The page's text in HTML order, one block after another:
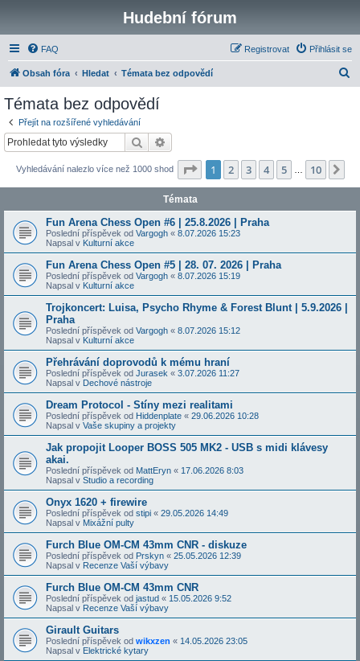
Hudební fórum
FAQ Přihlásit se
Registrovat
Obsah fóra Hledat Témata bez odpovědí
Témata bez odpovědí
Přejít na rozšířené vyhledávání
Hledat
Vyhledávání nalezlo více než 1000 shod Stránka z 10
1 2 3 4 5 10
Témata
Fun Arena Chess Open #6 | 25.8.2026 | Praha
Poslední příspěvek od Vargogh « 8.07.2026 15:23
Napsal v Kulturní akce
Fun Arena Chess Open #5 | 28. 07. 2026 | Praha
Poslední příspěvek od Vargogh « 8.07.2026 15:19
Napsal v Kulturní akce
Trojkoncert: Luisa, Psycho Rhyme & Forest Blunt | 5.9.2026 |
Praha
Poslední příspěvek od Vargogh « 8.07.2026 15:12
Napsal v Kulturní akce
Přehrávání doprovodů k mému hraní
Poslední příspěvek od Jurasek « 3.07.2026 11:27
Napsal v Dechové nástroje
Dream Protocol - Stíny mezi realitami
Poslední příspěvek od Hiddenplate « 29.06.2026 10:28
Napsal v Vaše skupiny a projekty
Jak propojit Looper BOSS 505 MK2 - USB s midi klávesy
akai.
Poslední příspěvek od MattEryn « 17.06.2026 8:03
Napsal v Studio a recording
Onyx 1620 + firewire
Poslední příspěvek od stipi « 29.05.2026 14:49
Napsal v Mixážní pulty
Furch Blue OM-CM 43mm CNR - diskuze
Poslední příspěvek od Prskyn « 25.05.2026 12:39
Napsal v Recenze Vaší výbavy
Furch Blue OM-CM 43mm CNR
Poslední příspěvek od jastud « 15.05.2026 9:52
Napsal v Recenze Vaší výbavy
Girault Guitars
Poslední příspěvek od wikxzen « 14.05.2026 23:05
Napsal v Elektrické kytary